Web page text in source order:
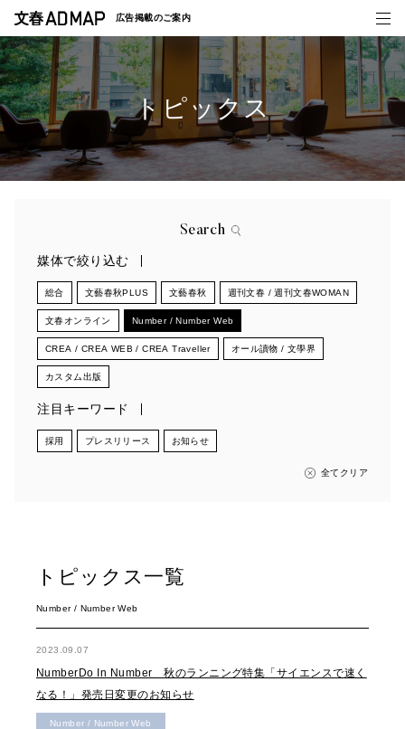
広告掲載のご案内
媒体紹介
トピックス
Search
媒体で絞り込む
総合 文藝春秋PLUS 文藝春秋 週刊文春 / 週刊文春WOMAN
文春オンライン Number / Number Web
CREA / CREA WEB / CREA Traveller オール讀物 / 文學界
カスタム出版
注目キーワード
採用 プレスリリース お知らせ
全てクリア
トピックス一覧
Number / Number Web
2023.09.07
NumberDo In Number 秋のランニング特集「サイエンスで速く
なる！」発売日変更のお知らせ
Number / Number Web